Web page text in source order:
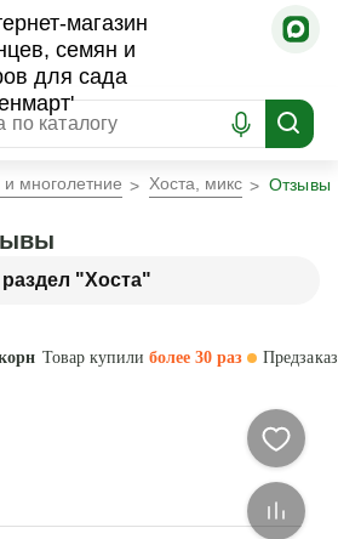
многолетние Хоста, микс Отзывы
раздел "Хоста"
Товар купилиболее 30 раз Предзаказ
–35 °